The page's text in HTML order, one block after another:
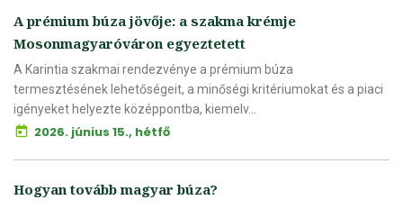
A prémium búza jövője: a szakma krémje
Mosonmagyaróváron egyeztetett
A Karintia szakmai rendezvénye a prémium búza
termesztésének lehetőségeit, a minőségi kritériumokat és a piaci
igényeket helyezte középpontba, kiemelv...
2026. június 15., hétfő
Hogyan tovább magyar búza?